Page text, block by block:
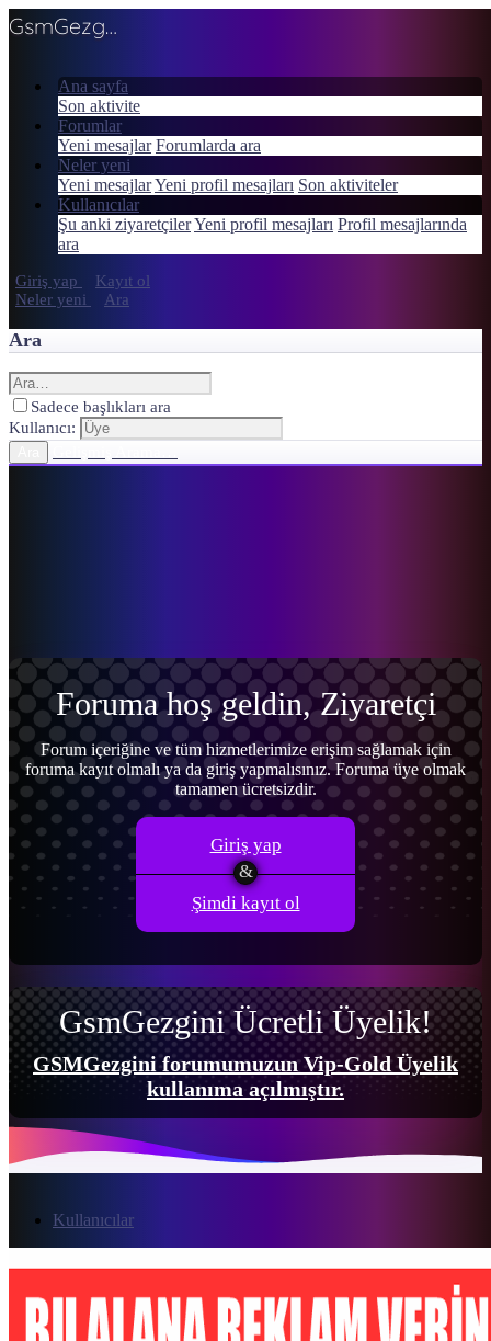
GsmGezgini
Ana sayfa
Son aktivite
Forumlar
Yeni mesajlar Forumlarda ara
Neler yeni
Yeni mesajlarYeni profil mesajları Son aktiviteler
Kullanıcılar
Şu anki ziyaretçilerYeni profil mesajları Profil mesajlarında
ara
Giriş yap
Kayıt ol
Neler yeni
Ara
Ara
Sadece başlıkları ara
Kullanıcı:
Foruma hoş geldin, Ziyaretçi
Forum içeriğine ve tüm hizmetlerimize erişim sağlamak için
foruma kayıt olmalı ya da giriş yapmalısınız. Foruma üye olmak
tamamen ücretsizdir.
Giriş yap
Şimdi kayıt ol
GsmGezgini Ücretli Üyelik!
GSMGezgini forumumuzun Vip-Gold Üyelik
kullanıma açılmıştır.
Kullanıcılar